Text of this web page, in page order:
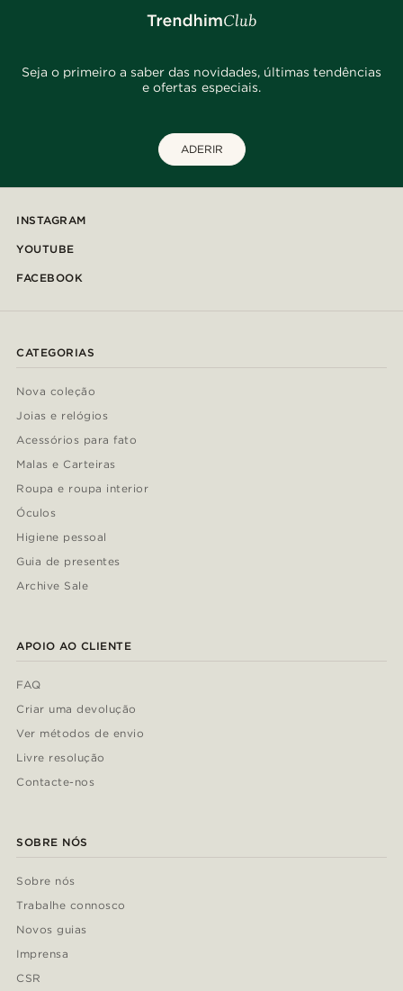
Seja o primeiro a saber das novidades, últimas tendências
e ofertas especiais.
ADERIR
INSTAGRAM
YOUTUBE
FACEBOOK
CATEGORIAS
Nova coleção
Joias e relógios
Acessórios para fato
Malas e Carteiras
Roupa e roupa interior
Óculos
Higiene pessoal
Guia de presentes
Archive Sale
APOIO AO CLIENTE
FAQ
Criar uma devolução
Ver métodos de envio
Livre resolução
Contacte-nos
SOBRE NÓS
Sobre nós
Trabalhe connosco
Novos guias
Imprensa
CSR